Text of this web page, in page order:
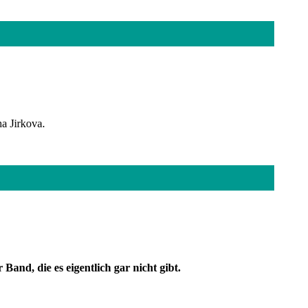
Jirkova.
die es eigentlich gar nicht gibt.